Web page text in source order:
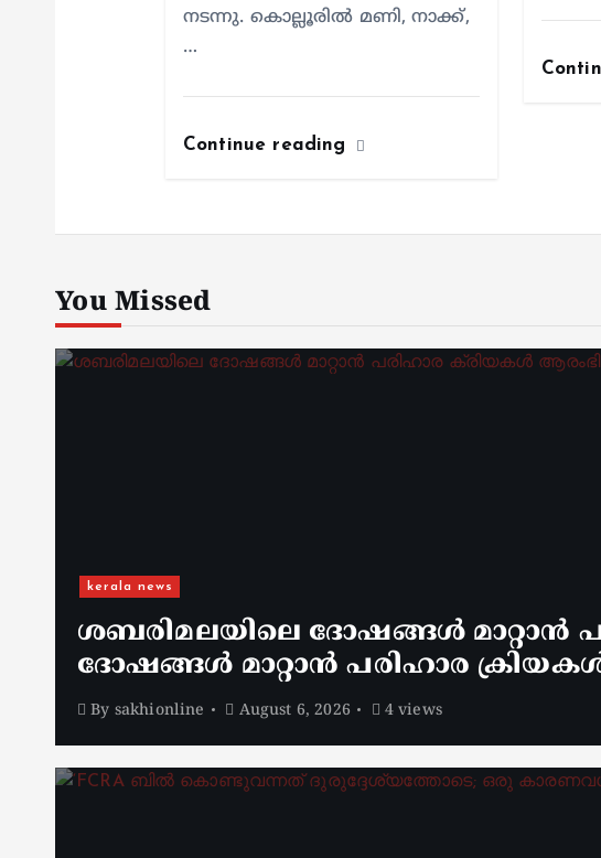
നടന്നു. കൊല്ലൂരിൽ മണി, നാക്ക്,
…
Continue reading
You Missed
kerala news
ശബരിമലയിലെ ദോഷങ്ങൾ മാറ്റാൻ
ദോഷങ്ങൾ മാറ്റാൻ പരിഹാര
By sakhionline August 6, 2026 4 views